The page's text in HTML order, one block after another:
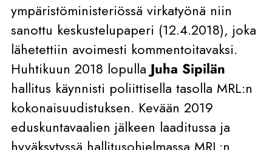
ympäristöministeriössä virkatyönä niin
sanottu keskustelupaperi (12.4.2018), joka
lähetettiin avoimesti kommentoitavaksi.
Huhtikuun 2018 lopulla Juha Sipilän
hallitus käynnisti poliittisella tasolla MRL:n
kokonaisuudistuksen. Kevään 2019
eduskuntavaalien jälkeen laaditussa ja